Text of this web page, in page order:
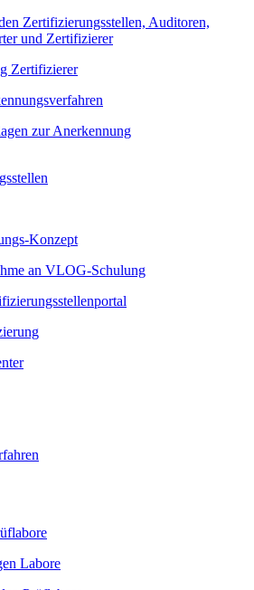
Zertifizierungsstellen, Auditoren,
und Zertifizierer
Zertifizierer
zur Anerkennung
Konzept
an VLOG-Schulung
Labore